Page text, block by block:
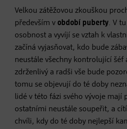
Velkou zátěžovou zkouškou
především v období puberty. V
osobnost a vyvíjí se vztah k
začíná vyjasňovat, kdo bude
neustále všechny kontrolující šéf
zdrženlivý a radši vše bude
tomu se objevují do té doby
lidé v této fázi svého vývoje mají
ostatními neustále soupeřit, a
chvíli, kdy do té doby nejlepší